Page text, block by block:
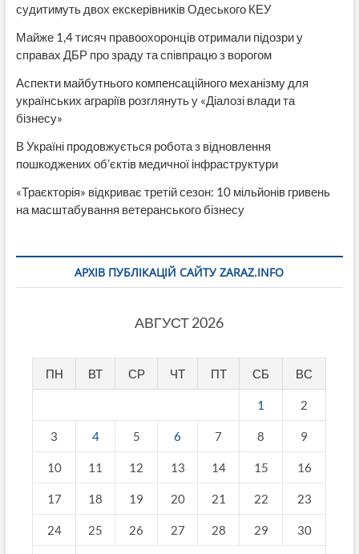
судитимуть двох екскерівників Одеського КЕУ
Майже 1,4 тисяч правоохоронців отримали підозри у
справах ДБР про зраду та співпрацю з ворогом
Аспекти майбутнього компенсаційного механізму для
українських аграріїв розглянуть у «Діалозі влади та
бізнесу»
В Україні продовжується робота з відновлення
пошкоджених об’єктів медичної інфраструктури
«Траєкторія» відкриває третій сезон: 10 мільйонів гривень
на масштабування ветеранського бізнесу
АРХІВ ПУБЛІКАЦІЙ САЙТУ ZARAZ.INFO
АВГУСТ 2026
ПН ВТ СР ЧТ ПТ СБ ВС
1 2
3 4 5 6 7 8 9
10 11 12 13 14 15 16
17 18 19 20 21 22 23
24 25 26 27 28 29 30